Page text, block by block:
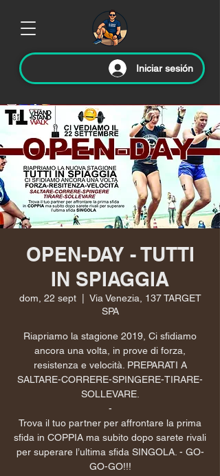
Iniciar sesión
OPEN-DAY - TUTTI
IN SPIAGGIA
dom, 22 sept
  |
Via Venezia, 137 TARGET
SPA
Riapriamo la stagione 2019, Ci sfidiamo
ancora una volta, in prove di forza,
resistenza e velocità. PREPARATI A
SALTARE-CORRERE-SPINGERE-TIRARE-
SOLLEVARE.
-
Trova il tuo partner per affrontare la prima
sfida in COPPIA ma subito dopo sarete rivali
per superare l’ultima sfida SINGOLA. - GO-
GO-GO!!!